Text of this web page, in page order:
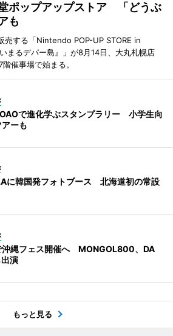
ポップアップストア 「どうぶ
も
売する「Nintendo POP-UP STORE in
まるデパー島』」が8月14日、大丸札幌店
催事場で始まる。
で進化学ぶスタンプラリー 小学生向
ーも
に韓国発フォトブース 北海道初の常設
沖縄フェス開催へ MONGOL800、DA
演
もっと見る